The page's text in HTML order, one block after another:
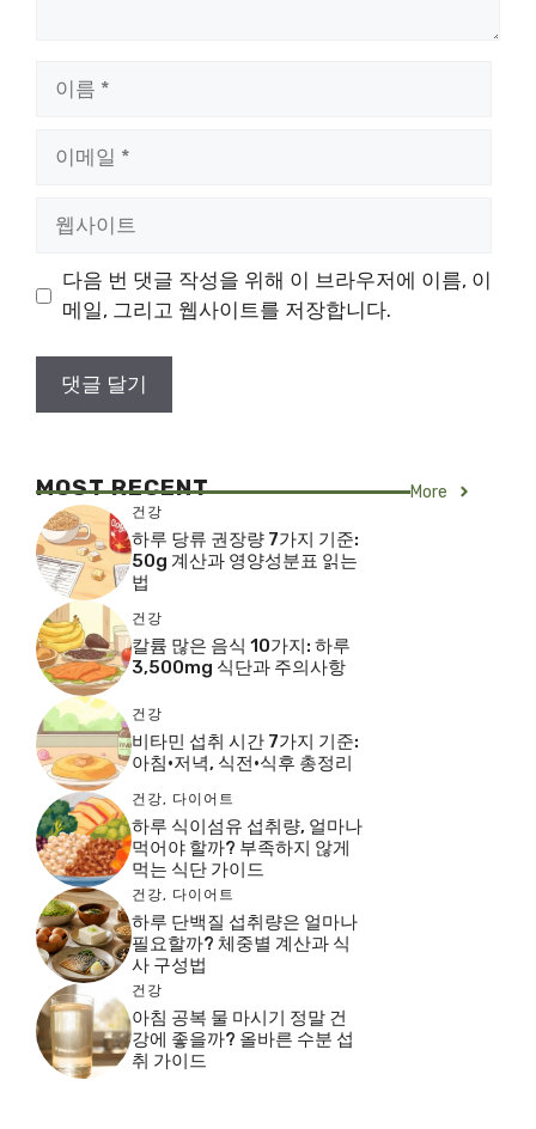
트
다음 번 댓글 작성을 위해 이 브라우저에 이름, 이
메일, 그리고 웹사이트를 저장합니다.
MOST RECENT More
건강
하루 당류 권장량 7가지 기준:
50g 계산과 영양성분표 읽는
법
건강
칼륨 많은 음식 10가지: 하루
3,500mg 식단과 주의사항
건강
비타민 섭취 시간 7가지 기준:
아침·저녁, 식전·식후 총정리
건강, 다이어트
하루 식이섬유 섭취량, 얼마나
먹어야 할까? 부족하지 않게
먹는 식단 가이드
건강, 다이어트
하루 단백질 섭취량은 얼마나
필요할까? 체중별 계산과 식
사 구성법
건강
아침 공복 물 마시기 정말 건
강에 좋을까? 올바른 수분 섭
취 가이드